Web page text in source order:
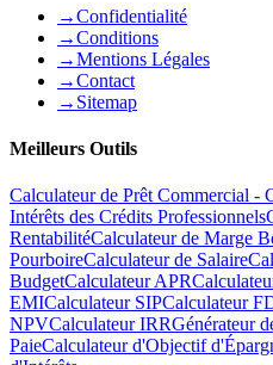
→Confidentialité
→Conditions
→Mentions Légales
→Contact
→ Sitemap
Meilleurs Outils
Calculateur de Prêt Commercial -
Intérêts des Crédits Professionnels
RentabilitéCalculateur de Marge
PourboireCalculateur de Salaire
BudgetCalculateur APR
EMICalculateur SIPCalculateur
NPVCalculateur IRRGénérateur
PaieCalculateur d'Objectif